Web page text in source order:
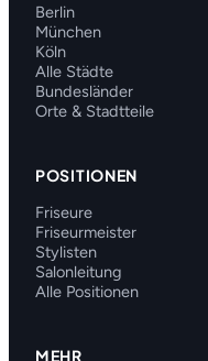
Berlin
München
Köln
Alle Städte
Bundesländer
Orte & Stadtteile
POSITIONEN
Friseure
Friseurmeister
Stylisten
Salonleitung
Alle Positionen
MEHR